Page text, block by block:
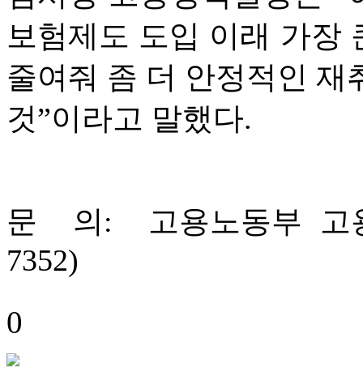
보험제도 도입 이래 가장
줄여줘 좀 더 안정적인 재
것”이라고 말했다.
문 의: 고용노동부 고
7352)
0